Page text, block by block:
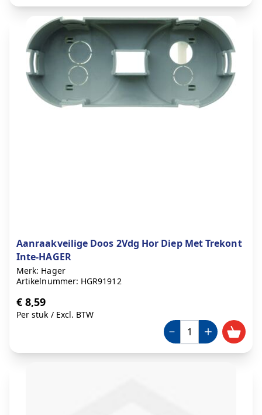
Aanraakveilige Doos 2Vdg Hor Diep Met Trekont
Inte-HAGER
Merk: Hager
Artikelnummer: HGR91912
€ 8,59
Per stuk / Excl. BTW